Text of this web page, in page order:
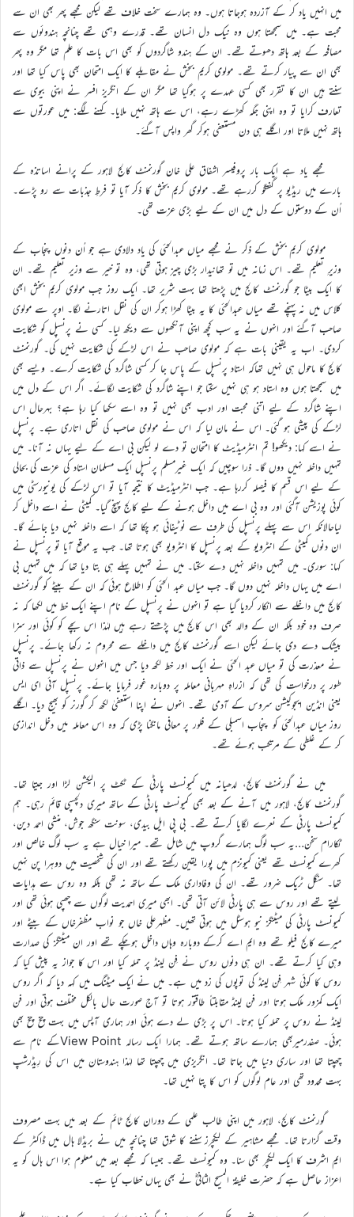
میں انہیں یاد کر کے آزردہ ہوجاتا ہوں۔ وہ ہمارے سخت خلاف تھے لیکن مجھے پھر بھی ان سے
محبت ہے۔ میں سمجھتا ہوں وہ نیک دل انسان تھے۔ قدرے وہمی تھے چنانچہ ہندوئوں سے
مصافحہ کے بعد ہاتھ دھوتے تھے۔ ان کے ہندو شاگردوں کو بھی اس بات کا علم تھا مگر وہ پھر
بھی ان سے پیار کرتے تھے۔ مولوی کریم بخش نے مقابلے کا ایک امتحان بھی پاس کیا تھا اور
سنتے ہیں ان کا تقرر بھی کسی عہدے پر ہوگیا تھا مگر ان کے انگریز افسر نے اپنی بیوی سے
تعارف کرایا تو وہ اپنی جگہ کھڑے رہے، اس سے ہاتھ نہیں ملایا۔ کہنے لگے: میں عورتوں سے
ہاتھ نہیں ملاتا اور اگلے ہی دن مستعفی ہوکر گھر واپس آگئے۔
مجھے یاد ہے ایک بار پروفیسر اشفاق علی خان گورنمنٹ کالج لاہور کے پرانے اساتذہ کے
بارے میں ریڈیو پر گفتگو کررہے تھے۔ مولوی کریم بخش کا ذکر آیا تو فرطِ جذبات سے رو پڑے۔
اُن کے دوستوں کے دل میں ان کے لیے بڑی عزت تھی۔
مولوی کریم بخش کے ذکر نے مجھے میاں عبدالحئی کی یاد دلادی ہے جو اُن دنوں پنجاب کے
وزیرِ تعلیم تھے۔ اس زمانہ میں تو تھانیدار بڑی چیز ہوتی تھی، وہ تو خیر سے وزیر تعلیم تھے۔ ان
کا ایک بیٹا جو گورنمنٹ کالج میں پڑھتا تھا بہت شریر تھا۔ ایک روز جب مولوی کریم بخش ابھی
کلاس میں نہ پہنچے تھے میاں عبدالحئی کا یہ بیٹا کھڑا ہوکر ان کی نقل اتارنے لگا۔ اوپر سے مولوی
صاحب آگئے اور انہوں نے یہ سب کچھ اپنی آنکھوں سے دیکھ لیا۔ کسی نے پرنسپل کو شکایت
کردی۔ اب یہ یقینی بات ہے کہ مولوی صاحب نے اس لڑکے کی شکایت نہیں کی۔ گورنمنٹ
کالج کا ماحول ہی نہیں تھاکہ استاد پرنسپل کے پاس جا کر کسی شاگرد کی شکایت کرے۔ ویسے بھی
میں سمجھتا ہوں وہ استاد ہو ہی نہیں سکتا جو اپنے شاگرد کی شکایت لگائے۔ اگر اس کے دل میں
اپنے شاگرد کے لیے اتنی محبت اور ادب بھی نہیں تو وہ اسے سکھا کیا رہا ہے؟ بہرحال اس
لڑکے کی پیشی ہو گئی۔ اس نے مان لیا کہ اس نے مولوی صاحب کی نقل اتاری ہے۔ پرنسپل
نے اسے کہا: دیکھو! تم انٹرمیڈیٹ کا امتحان تو دے لو لیکن بی اے کے لیے یہاں نہ آنا۔ میں
تمہیں داخلہ نہیں دوں گا۔ ذرا سوچیں کہ ایک غیرمسلم پرنسپل ایک مسلمان استاد کی عزت کی بحالی
کے لیے اس قسم کا فیصلہ کررہا ہے۔ جب انٹرمیڈیٹ کا نتیجہ آیا تو اس لڑکے کی یونیورسٹی میں
کوئی پوزیشن آگئی اور وہ بی اے میں داخل ہونے کے لیے کالج پہنچ گیا۔ کمیٹی نے اسے داخل کر
لیاحالانکہ اس سے پہلے پرنسپل کی طرف سے نوٹیفائی ہو چکا تھا کہ اسے داخلہ نہیں دیا جائے گا۔
ان دنوں کمیٹی کے انٹرویو کے بعد پرنسپل کا انٹرویو بھی ہوتا تھا۔ جب یہ موقع آیا تو پرنسپل نے
کہا: سوری۔ میں تمہیں داخلہ نہیں دے سکتا۔ میں نے تمہیں پہلے ہی بتا دیا تھا کہ میں تمہیں بی
اے میں یہاں داخلہ نہیں دوں گا۔ جب میاں عبد الحئی کو اطلاع ہوئی کہ ان کے بیٹے کو گورنمنٹ
کالج میں داخلے سے انکار کردیا گیا ہے تو انہوں نے پرنسپل کے نام اپنے ایک خط میں لکھا کہ نہ
صرف وہ خود بلکہ ان کے والد بھی اس کالج میں پڑھتے رہے ہیں لہٰذا اس بچے کو کوئی اور سزا
بیشک دے دی جائے لیکن اسے گورنمنٹ کالج میں داخلے سے محروم نہ رکھا جائے۔ پرنسپل
نے معذرت کی تو میاں عبد الحئی نے ایک اور خط لکھ دیا جس میں انہوں نے پرنسپل سے ذاتی
طور پر درخواست کی تھی کہ ازراہِ مہربانی معاملہ پر دوبارہ غور فرمایا جائے۔ پرنسپل آئی ای ایس
یعنی انڈین ایجوکیشن سروس کے آدمی تھے۔ انہوں نے اپنا استعفیٰ لکھ کر گورنر کو بھیج دیا۔ اگلے
روز میاں عبدالحئی کو پنجاب اسمبلی کے فلور پر معافی مانگنا پڑی کہ وہ اس معاملہ میں دخل اندازی
کر کے غلطی کے مرتکب ہوئے تھے۔
میں نے گورنمنٹ کالج، لدھیانہ میں کمیونسٹ پارٹی کے ٹکٹ پر الیکشن لڑا اور جیتا تھا۔
گورنمنٹ کالج، لاہور میں آنے کے بعد بھی کمیونسٹ پارٹی کے ساتھ میری دلچسپی قائم رہی۔ ہم
کمیونسٹ پارٹی کے نعرے لگایا کرتے تھے۔ بی پی ایل بیدی، سونت سنگھ جوش، منشی احمد دین،
ٹکارام سخن…یہ سب لوگ ہمارے گروپ میں شامل تھے۔ میرا خیال ہے یہ سب لوگ خالص اور
کھرے کمیونسٹ تھے یعنی کمیونزم میں پورا یقین رکھتے تھے اور ان کی شخصیت میں دوہرا پن نہیں
تھا۔ سنگل ٹریک ضرور تھے۔ ان کی وفاداری ملک کے ساتھ نہ تھی بلکہ وہ روس سے ہدایات
لیتے تھے اور روس سے ہی پارٹی لائن آتی تھی۔ ابھی میری احمدیت لوگوں سے چھپی ہوئی تھی اور
کمیونسٹ پارٹی کی میٹنگز نیو ہوسٹل میں ہوتی تھیں۔ مظہرعلی خاں جو نواب مظفرخاں کے بیٹے اور
میرے کالج فیلو تھے وہ ایم اے کرکے دوبارہ وہاں داخل ہوچکے تھے اور ان میٹنگز کی صدارت
وہی کیا کرتے تھے۔ ان ہی دنوں روس نے فِن لینڈ پر حملہ کیا اور اس کا جواز یہ پیش کیا کہ
روس کا کوئی شہر فِن لینڈ کی توپوں کی زد میں ہے۔ میں نے ایک میٹنگ میں کہہ دیا کہ اگر روس
ایک کمزور ملک ہوتا اور فن لینڈ مقابلتاً طاقتور ہوتا تو آج صورت حال بالکل مختلف ہوتی اور فن
لینڈ نے روس پر حملہ کیا ہوتا۔ اس پر بڑی لے دے ہوئی اور ہماری آپس میں بہت چخ چخ بھی
ہوئی۔ صفدرمیربھی ہمارے ساتھ ہوتے تھے۔ ہمارا ایک رسالہ View Pointکے نام سے
چھپتا تھا اور ساری دنیا میں جاتا تھا۔ انگریزی میں چھپتا تھا لہٰذا ہندوستان میں اس کی رِیڈرشپ
بہت محدود تھی اور عام لوگوں کو اس کا پتا نہیں تھا۔
گورنمنٹ کالج، لاہور میں اپنی طالب علمی کے دوران کالج ٹائم کے بعد میں بہت مصروف
وقت گزارتا تھا۔ مجھے مشاہیر کے لیکچرز سننے کا شوق تھا چنانچہ میں نے بریڈلا ہال میں ڈاکٹر کے
ایم اشرف کا ایک لیکچر بھی سنا۔ وہ کمیونسٹ تھے۔ جیسا کہ مجھے بعد میں معلوم ہوا اس ہال کو یہ
اعزاز حاصل ہے کہ حضرت خلیفۃ المسیح الثانیؓ نے بھی یہاں خطاب کیا ہے۔